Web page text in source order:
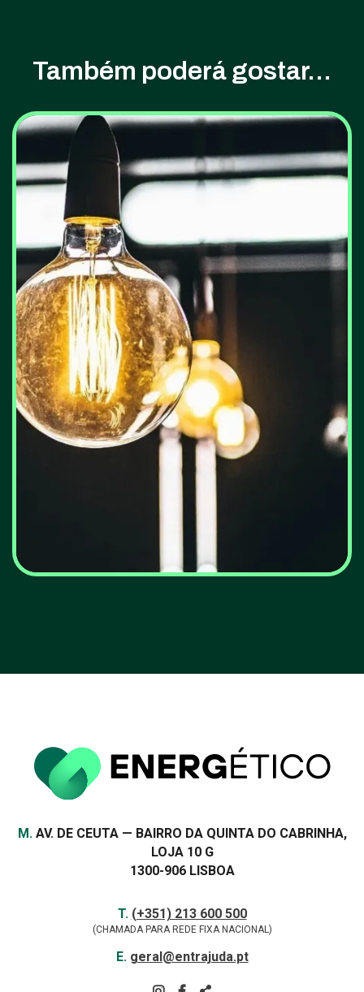
Também poderá gostar...
Morada
M.AV. DE CEUTA — BAIRRO DA QUINTA DO CABRINHA,
LOJA 10 G
1300-906 LISBOA
T. (+351) 213 600 500
(CHAMADA PARA REDE FIXA NACIONAL)
E. geral@entrajuda.pt